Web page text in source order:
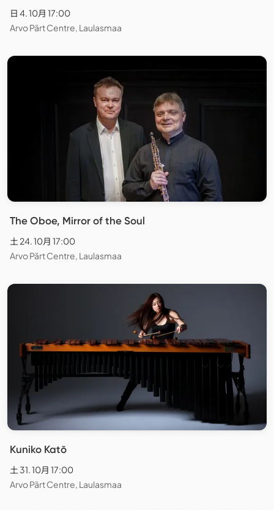
日 4. 10月 17:00
Arvo Pärt Centre, Laulasmaa
The Oboe, Mirror of the Soul
土 24. 10月 17:00
Arvo Pärt Centre, Laulasmaa
Kuniko Katō
土 31. 10月 17:00
Arvo Pärt Centre, Laulasmaa